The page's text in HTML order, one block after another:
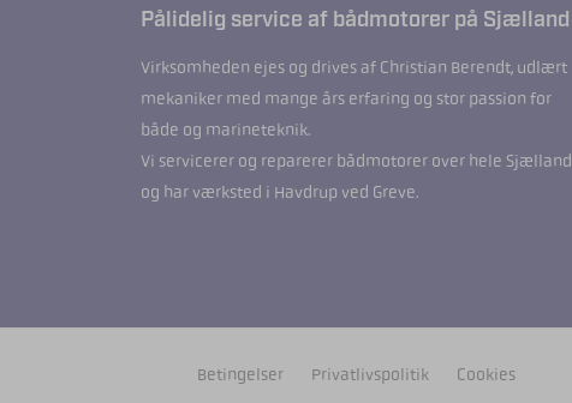
Pålidelig service af bådmotorer på Sjælland
Virksomheden ejes og drives af Christian Berendt, udlært
mekaniker med mange års erfaring og stor passion for
både og marineteknik.
Vi servicerer og reparerer bådmotorer over hele Sjælland
og har værksted i Havdrup ved Greve.
Betingelser Privatlivspolitik Cookies